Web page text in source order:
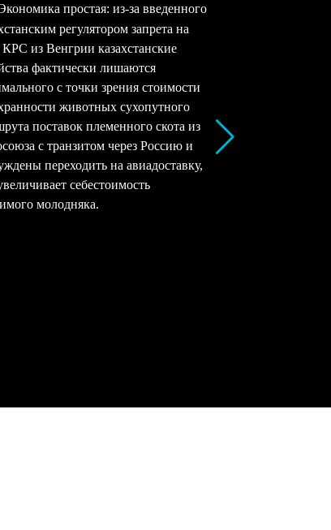
простая: из-за введенного
регулятором запрета на
КРС из Венгрии казахстанские
фактически лишаются
с точки зрения стоимости
животных сухопутного
поставок племенного скота из
с транзитом через Россию и
переходить на авиадоставку,
себестоимость
молодняка.